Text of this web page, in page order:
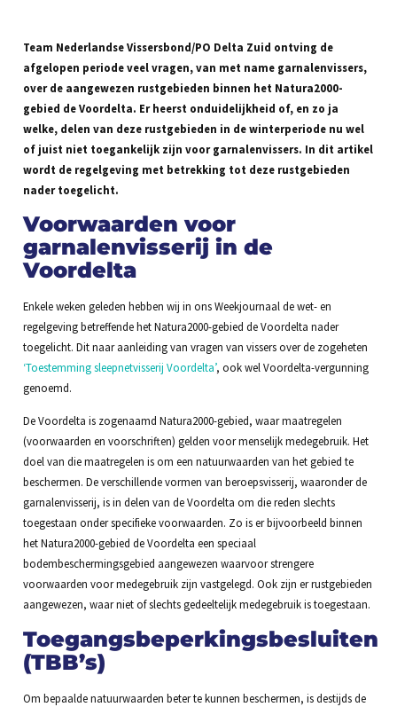
Team Nederlandse Vissersbond/PO Delta Zuid ontving de
afgelopen periode veel vragen, van met name garnalenvissers,
over de aangewezen rustgebieden binnen het Natura2000-
gebied de Voordelta. Er heerst onduidelijkheid of, en zo ja
welke, delen van deze rustgebieden in de winterperiode nu wel
of juist niet toegankelijk zijn voor garnalenvissers. In dit artikel
wordt de regelgeving met betrekking tot deze rustgebieden
nader toegelicht.
Voorwaarden voor
garnalenvisserij in de
Voordelta
Enkele weken geleden hebben wij in ons Weekjournaal de wet- en
regelgeving betreffende het Natura2000-gebied de Voordelta nader
toegelicht. Dit naar aanleiding van vragen van vissers over de zogeheten
‘Toestemming sleepnetvisserij Voordelta’, ook wel Voordelta-vergunning
genoemd.
De Voordelta is zogenaamd Natura2000-gebied, waar maatregelen
(voorwaarden en voorschriften) gelden voor menselijk medegebruik. Het
doel van die maatregelen is om een natuurwaarden van het gebied te
beschermen. De verschillende vormen van beroepsvisserij, waaronder de
garnalenvisserij, is in delen van de Voordelta om die reden slechts
toegestaan onder specifieke voorwaarden. Zo is er bijvoorbeeld binnen
het Natura2000-gebied de Voordelta een speciaal
bodembeschermingsgebied aangewezen waarvoor strengere
voorwaarden voor medegebruik zijn vastgelegd. Ook zijn er rustgebieden
aangewezen, waar niet of slechts gedeeltelijk medegebruik is toegestaan.
Toegangsbeperkingsbesluiten
(TBB’s)
Om bepaalde natuurwaarden beter te kunnen beschermen, is destijds de